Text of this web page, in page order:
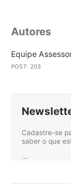
Autores
Equipe
POST: 203
Cadastre-se
saber o que
...